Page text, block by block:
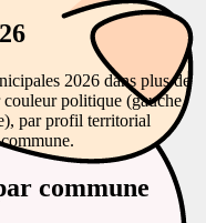
2026 dans plus de
politique (gauche,
par profil territorial
commune